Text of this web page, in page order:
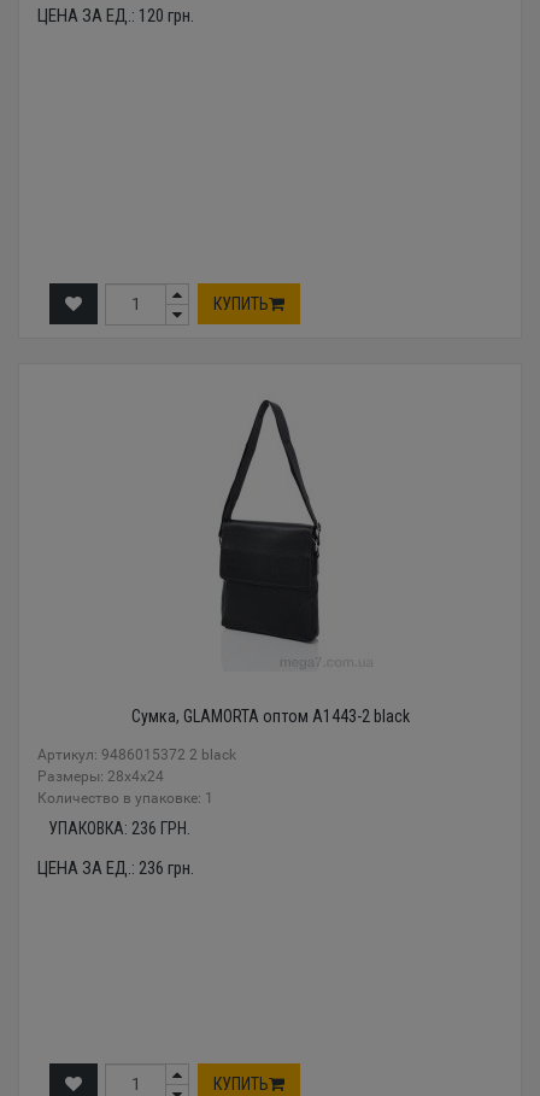
ЦЕНА ЗА ЕД.: 120 грн.
КУПИТЬ
Сумка, GLAMORTA оптом A1443-2 black
Артикул: 9486015372 2 black
Размеры: 28x4x24
Количество в упаковке: 1
УПАКОВКА: 236 ГРН.
ЦЕНА ЗА ЕД.: 236 грн.
КУПИТЬ